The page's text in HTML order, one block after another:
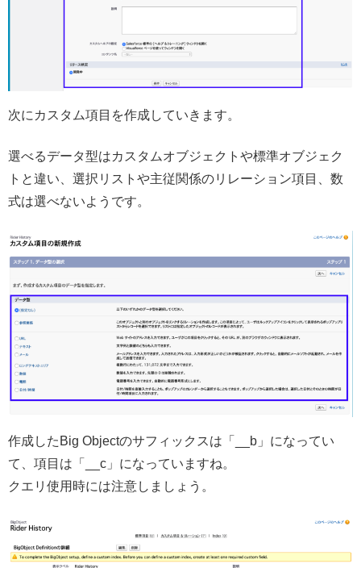
次にカスタム項目を作成していきます。
選べるデータ型はカスタムオブジェクトや標準オブジェク
トと違い、選択リストや主従関係のリレーション項目、数
式は選べないようです。
作成したBig Objectのサフィックスは「__b」になってい
て、項目は「__c」になっていますね。
クエリ使用時には注意しましょう。